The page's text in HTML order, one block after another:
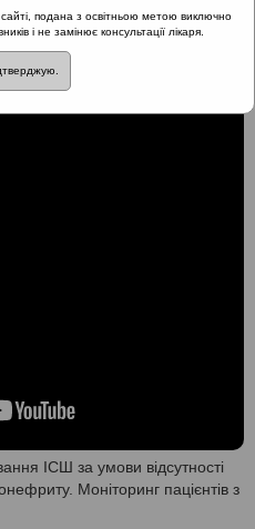
ІСШ:
ІСШ за умови відсутності
Моніторинг пацієнтів з
подана з освітньою метою виключно
і не замінює консультації лікаря.